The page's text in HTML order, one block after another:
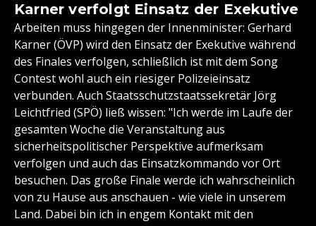
Karner verfolgt Einsatz der Exekutive
Arbeiten muss hingegen der Innenminister: Gerhard
Karner (ÖVP) wird den Einsatz der Exekutive während
des Finales verfolgen, schließlich ist mit dem Song
Contest wohl auch ein riesiger Polizeieinsatz
verbunden. Auch Staatsschutzstaatssekretär Jörg
Leichtfried (SPÖ) ließ wissen: "Ich werde im Laufe der
gesamten Woche die Veranstaltung aus
sicherheitspolitischer Perspektive aufmerksam
verfolgen und auch das Einsatzkommando vor Ort
besuchen. Das große Finale werde ich wahrscheinlich
von zu Hause aus anschauen - wie viele in unserem
Land. Dabei bin ich in engem Kontakt mit den